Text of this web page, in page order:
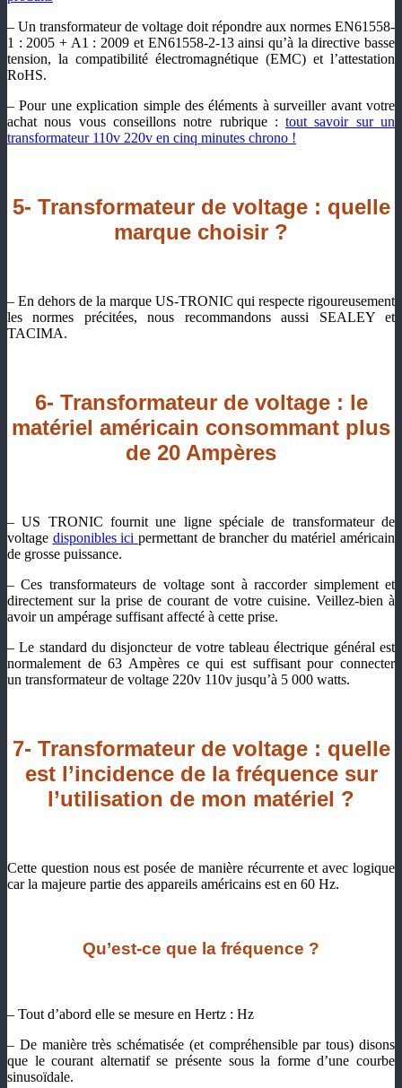
– Un transformateur de voltage doit répondre aux normes EN61558-
1 : 2005 + A1 : 2009 et EN61558-2-13 ainsi qu’à la directive basse
tension, la compatibilité électromagnétique (EMC) et l’attestation
RoHS.
– Pour une explication simple des éléments à surveiller avant votre
achat nous vous conseillons notre rubrique :tout savoir sur un
transformateur 110v 220v en cinq minutes chrono !
5- Transformateur de voltage : quelle
marque choisir ?
– En dehors de la marque US-TRONIC qui respecte rigoureusement
les normes précitées, nous recommandons aussi SEALEY et
TACIMA.
6- Transformateur de voltage : le
matériel américain consommant plus
de 20 Ampères
– US TRONIC fournit une ligne spéciale de transformateur de
voltage disponibles ici permettant de brancher du matériel américain
de grosse puissance.
– Ces transformateurs de voltage sont à raccorder simplement et
directement sur la prise de courant de votre cuisine. Veillez-bien à
avoir un ampérage suffisant affecté à cette prise.
– Le standard du disjoncteur de votre tableau électrique général est
normalement de 63 Ampères ce qui est suffisant pour connecter
un transformateur de voltage 220v 110v jusqu’à 5 000 watts.
7- Transformateur de voltage : quelle
est l’incidence de la fréquence sur
l’utilisation de mon matériel ?
Cette question nous est posée de manière récurrente et avec logique
car la majeure partie des appareils américains est en 60 Hz.
Qu’est-ce que la fréquence ?
– Tout d’abord elle se mesure en Hertz : Hz
– De manière très schématisée (et compréhensible par tous) disons
que le courant alternatif se présente sous la forme d’une courbe
sinusoïdale.